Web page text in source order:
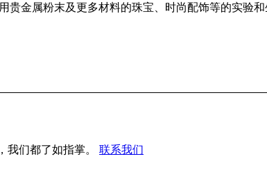
贵金属粉末及更多材料的珠宝、时尚配饰等的实验
们都了如指掌。 联系我们